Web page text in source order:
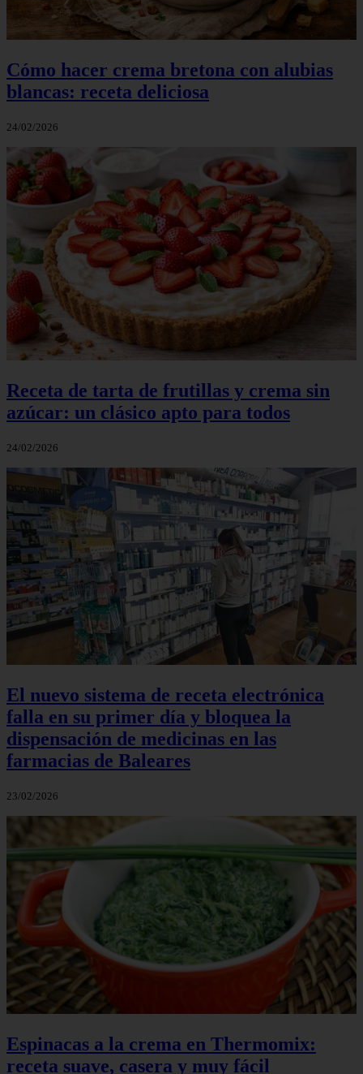
Cómo hacer crema bretona con alubias
blancas: receta deliciosa
24/02/2026
Receta de tarta de frutillas y crema sin
azúcar: un clásico apto para todos
24/02/2026
El nuevo sistema de receta electrónica
falla en su primer día y bloquea la
dispensación de medicinas en las
farmacias de Baleares
23/02/2026
Espinacas a la crema en Thermomix:
receta suave, casera y muy fácil